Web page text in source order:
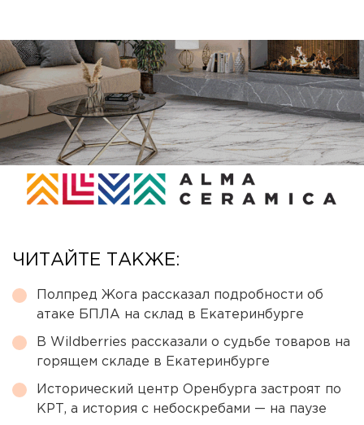
ЧИТАЙТЕ ТАКЖЕ:
Полпред Жога рассказал подробности об
атаке БПЛА на склад в Екатеринбурге
В Wildberries рассказали о судьбе товаров на
горящем складе в Екатеринбурге
Исторический центр Оренбурга застроят по
КРТ, а история с небоскребами — на паузе